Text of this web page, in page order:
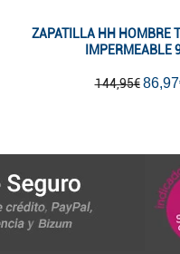
ZAPATILLA HH HOMBRE
IMPERMEABLE
144,95€